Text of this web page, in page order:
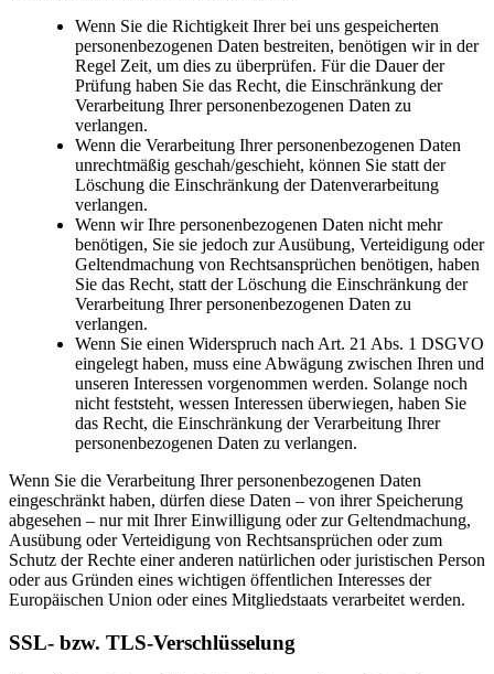
Wenn Sie die Richtigkeit Ihrer bei uns gespeicherten
personenbezogenen Daten bestreiten, benötigen wir in der
Regel Zeit, um dies zu überprüfen. Für die Dauer der
Prüfung haben Sie das Recht, die Einschränkung der
Verarbeitung Ihrer personenbezogenen Daten zu
verlangen.
Wenn die Verarbeitung Ihrer personenbezogenen Daten
unrechtmäßig geschah/geschieht, können Sie statt der
Löschung die Einschränkung der Datenverarbeitung
verlangen.
Wenn wir Ihre personenbezogenen Daten nicht mehr
benötigen, Sie sie jedoch zur Ausübung, Verteidigung oder
Geltendmachung von Rechtsansprüchen benötigen, haben
Sie das Recht, statt der Löschung die Einschränkung der
Verarbeitung Ihrer personenbezogenen Daten zu
verlangen.
Wenn Sie einen Widerspruch nach Art. 21 Abs. 1 DSGVO
eingelegt haben, muss eine Abwägung zwischen Ihren und
unseren Interessen vorgenommen werden. Solange noch
nicht feststeht, wessen Interessen überwiegen, haben Sie
das Recht, die Einschränkung der Verarbeitung Ihrer
personenbezogenen Daten zu verlangen.
Wenn Sie die Verarbeitung Ihrer personenbezogenen Daten
eingeschränkt haben, dürfen diese Daten – von ihrer Speicherung
abgesehen – nur mit Ihrer Einwilligung oder zur Geltendmachung,
Ausübung oder Verteidigung von Rechtsansprüchen oder zum
Schutz der Rechte einer anderen natürlichen oder juristischen Person
oder aus Gründen eines wichtigen öffentlichen Interesses der
Europäischen Union oder eines Mitgliedstaats verarbeitet werden.
SSL- bzw. TLS-Verschlüsselung